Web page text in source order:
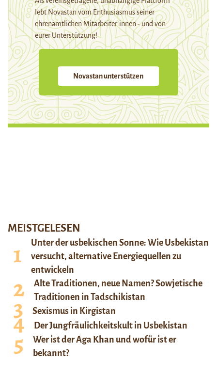
lebt Novastan vom Enthusiasmus seiner
ehrenamtlichen Mitarbeiter:innen - und von
eurer Unterstützung!
Novastan unterstützen
MEISTGELESEN
Unter der usbekischen Sonne: Wie Usbekistan
versucht, alternative Energiequellen zu
entwickeln
Alte Traditionen, neue Namen? Sowjetische
Traditionen in Tadschikistan
Sexismus in Kirgistan
Der Jungfräulichkeitskult in Usbekistan
Wer ist der Aga Khan und wofür ist er
bekannt?